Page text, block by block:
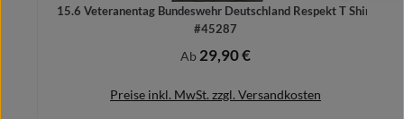
15.6 Veteranentag Bundeswehr Deutschland Respekt T Shirt
#45287
Regulärer Preis:
Ab 29,90 €
Preise inkl. MwSt. zzgl. Versandkosten